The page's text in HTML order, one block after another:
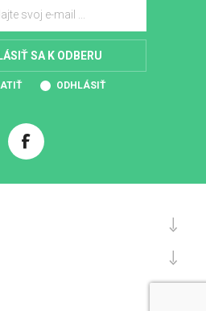
SA K ODBERU
ODHLÁSIŤ